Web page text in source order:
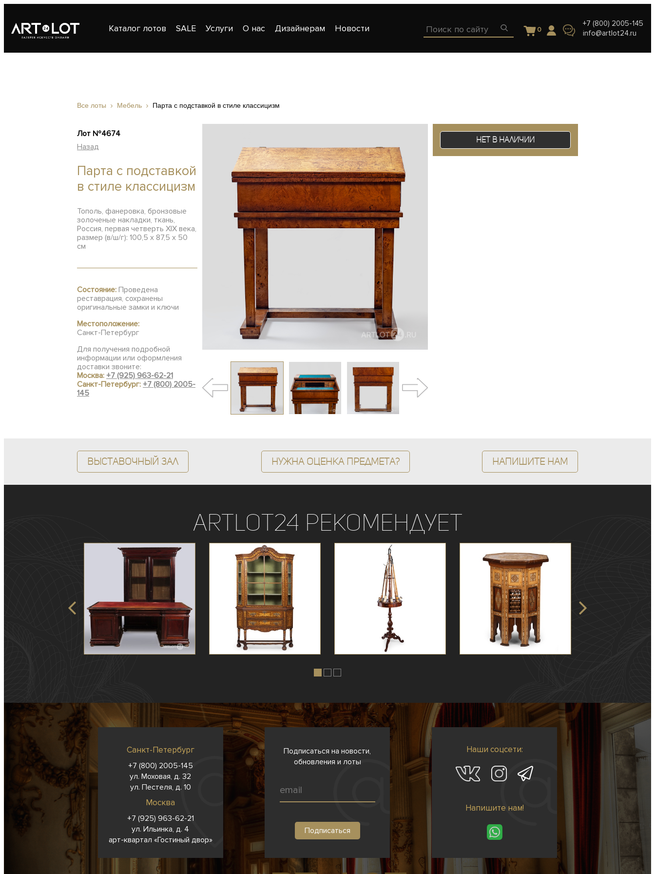
Каталог лотов SALE Услуги О нас Дизайнерам Новости 0
+7 (800) 2005-145
info@artlot24.ru
Все лоты Мебель Парта с подставкой в стиле классицизм
Лот №4674
Назад
Парта с подставкой
в стиле классицизм
Тополь, фанеровка, бронзовые
золоченые накладки, ткань,
Россия, первая четверть XIX века,
размер (в/ш/г): 100,5 х 87,5 х 50
см
Состояние: Проведена
реставрация, сохранены
оригинальные замки и ключи
Местоположение:
Санкт-Петербург
Для получения подробной
информации или оформления
доставки звоните:
Москва: +7 (925) 963-62-21
Санкт-Петербург: +7 (800) 2005-
145
Нет в наличии
Выставочный зал Нужна оценка предмета? Напишите нам
ArtLot24 рекомендует
Санкт-Петербург
+7 (800) 2005-145
ул. Моховая, д. 32
ул. Пестеля, д. 10
Москва
+7 (925) 963-62-21
ул. Ильинка, д. 4
арт-квартал «Гостиный двор»
Подписаться на новости,
обновления и лоты
Наши соцсети:
Напишите нам!